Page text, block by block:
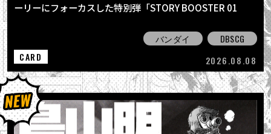
ーリーにフォーカスした特別弾「STORY BOOSTER 01
バンダイ
DBSCG
CARD
2026.08.08